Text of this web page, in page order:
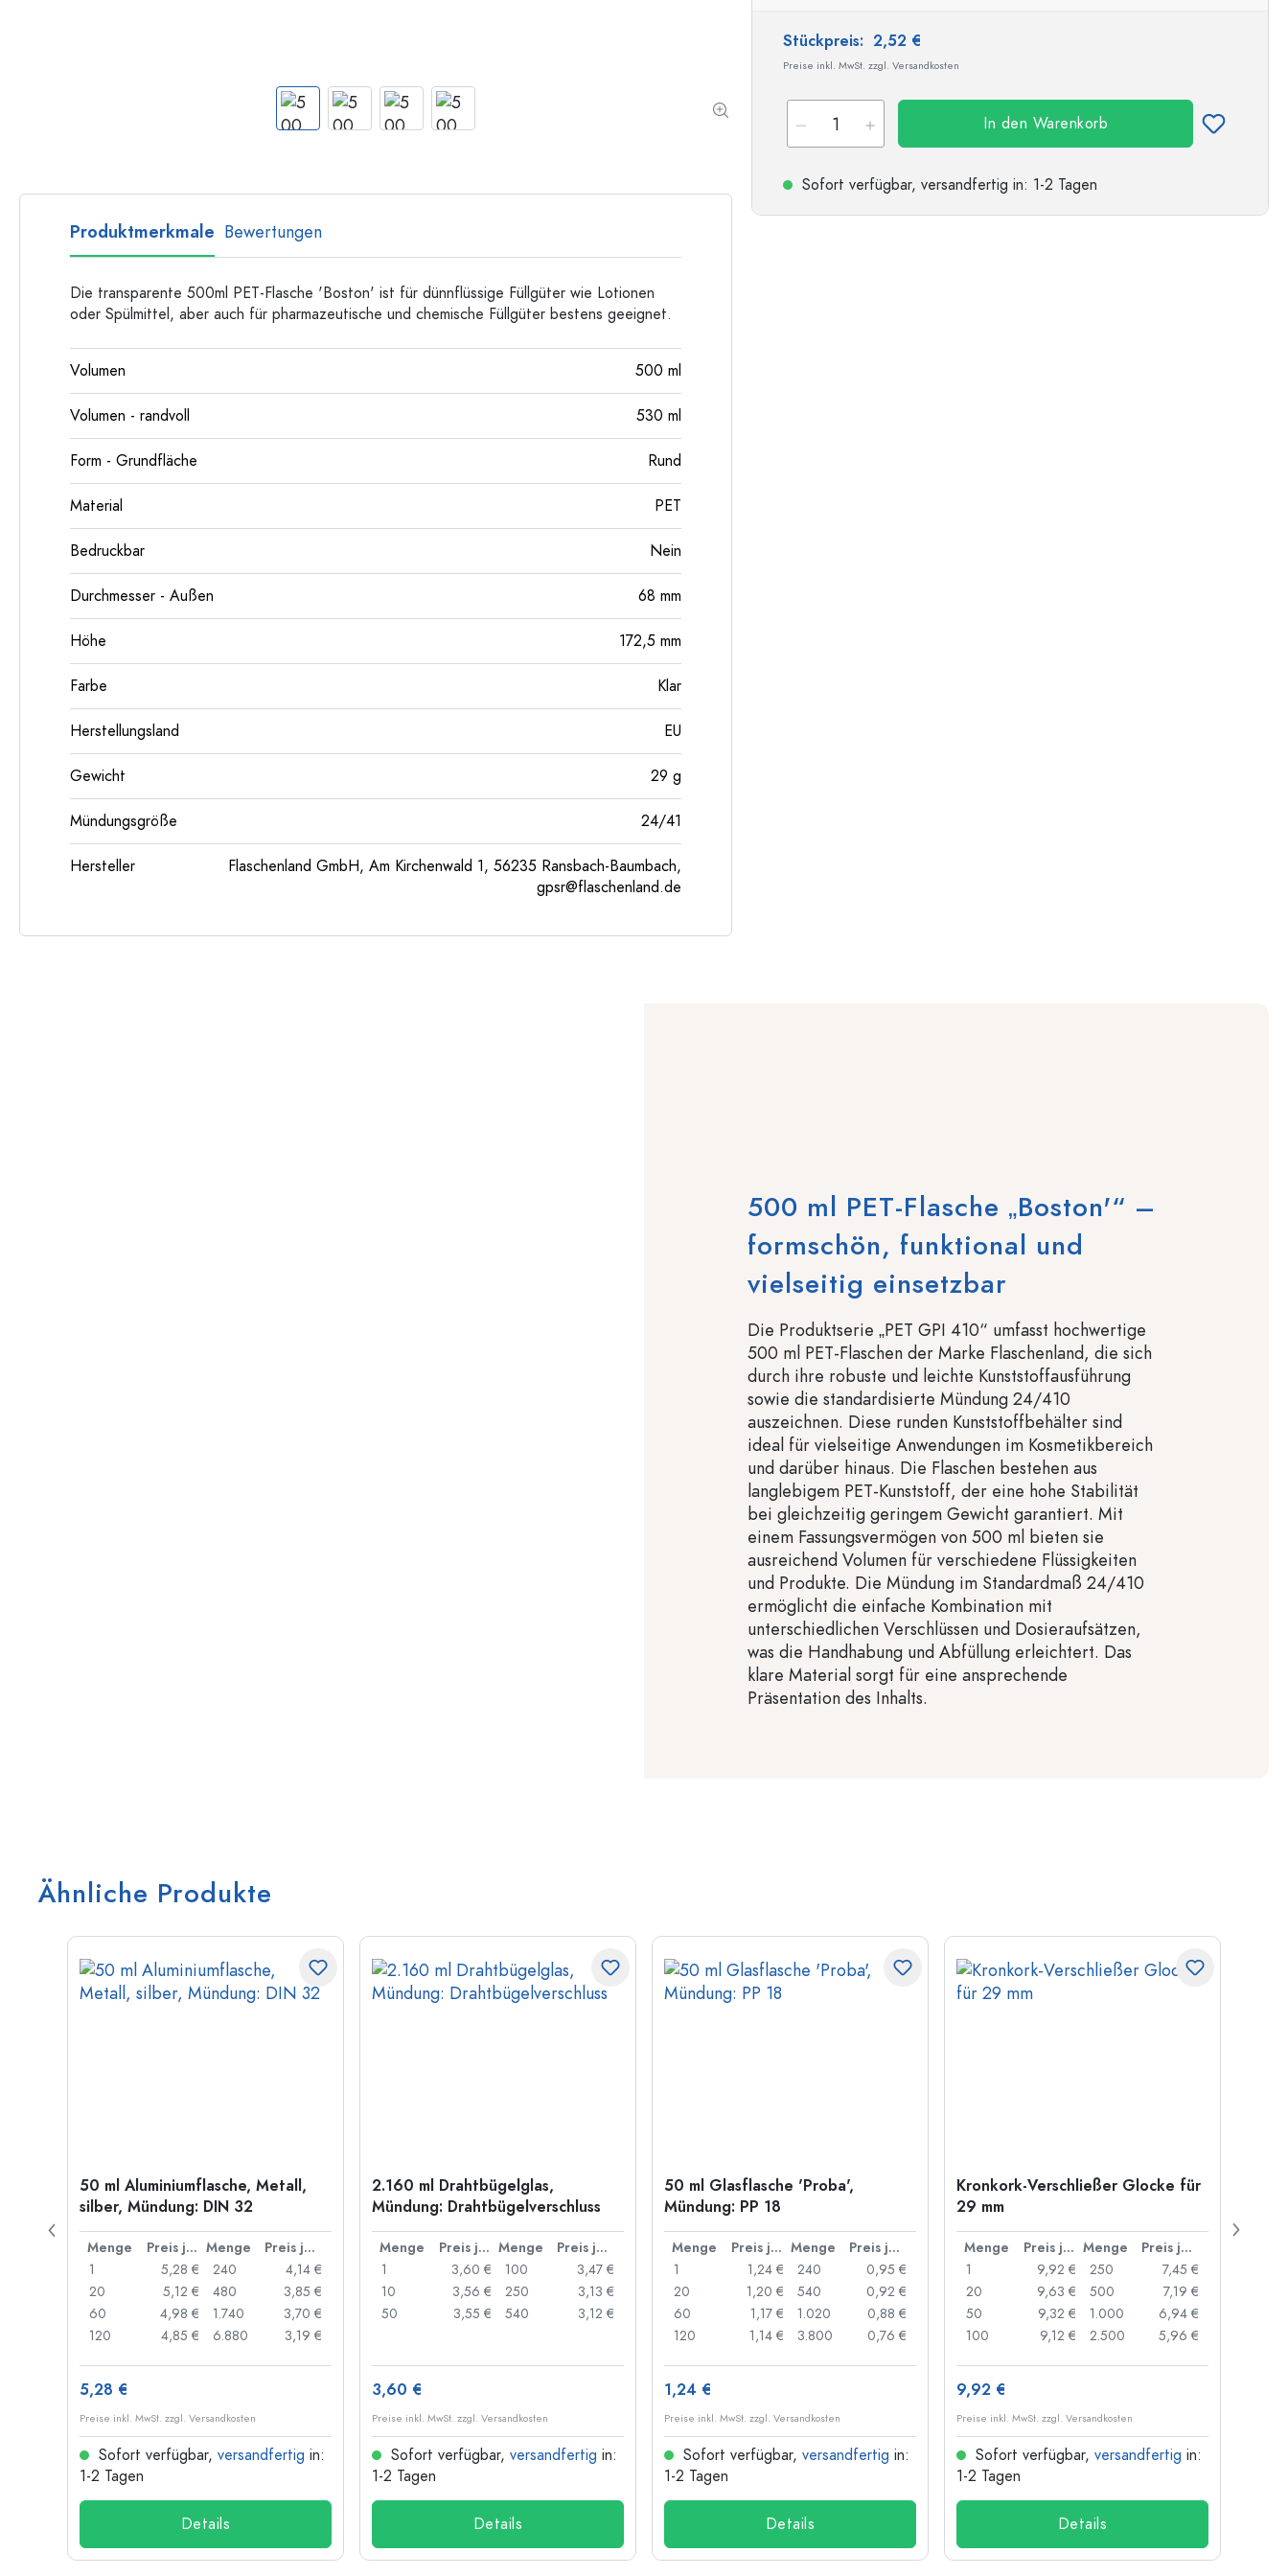
Langhalsflaschen
Mehrkantflaschen
Zylinderflaschen
Glas- & Weinballons
Stückpreis: 2,52 €
Preise inkl. MwSt. zzgl. Versandkosten
In den Warenkorb
Sofort verfügbar, versandfertig in: 1-2 Tagen
Produktmerkmale Bewertungen
Die transparente 500ml PET-Flasche 'Boston' ist für dünnflüssige Füllgüter wie Lotionen
oder Spülmittel, aber auch für pharmazeutische und chemische Füllgüter bestens geeignet.
Volumen 500 ml
Volumen - randvoll 530 ml
Form - Grundfläche Rund
Material PET
Bedruckbar Nein
Durchmesser - Außen 68 mm
Höhe 172,5 mm
Farbe Klar
Herstellungsland EU
Gewicht 29 g
Mündungsgröße 24/41
Hersteller
Flaschenland GmbH, Am Kirchenwald 1, 56235 Ransbach-Baumbach,
gpsr@flaschenland.de
500 ml PET-Flasche „Boston'“ –
formschön, funktional und
vielseitig einsetzbar
Die Produktserie „PET GPI 410“ umfasst hochwertige
500 ml PET-Flaschen der Marke Flaschenland, die sich
durch ihre robuste und leichte Kunststoffausführung
sowie die standardisierte Mündung 24/410
auszeichnen. Diese runden Kunststoffbehälter sind
ideal für vielseitige Anwendungen im Kosmetikbereich
und darüber hinaus. Die Flaschen bestehen aus
langlebigem PET-Kunststoff, der eine hohe Stabilität
bei gleichzeitig geringem Gewicht garantiert. Mit
einem Fassungsvermögen von 500 ml bieten sie
ausreichend Volumen für verschiedene Flüssigkeiten
und Produkte. Die Mündung im Standardmaß 24/410
ermöglicht die einfache Kombination mit
unterschiedlichen Verschlüssen und Dosieraufsätzen,
was die Handhabung und Abfüllung erleichtert. Das
klare Material sorgt für eine ansprechende
Präsentation des Inhalts.
Ähnliche Produkte
50 ml Aluminiumflasche, Metall,
silber, Mündung: DIN 32
Menge Preis je Stück Menge
Preis je Stück
1
5,28 €
20
5,12 €
60
4,98 €
120
4,85 €
240
4,14 €
480
3,85 €
1.740
3,70 €
6.880
3,19 €
5,28 €
Preise inkl. MwSt. zzgl. Versandkosten
Sofort verfügbar, versandfertig in:
1-2 Tagen
Details
2.160 ml Drahtbügelglas,
Mündung: Drahtbügelverschluss
Menge Preis je Stück Menge
Preis je Stück
1
3,60 €
10
3,56 €
50
3,55 €
100
3,47 €
250
3,13 €
540
3,12 €
3,60 €
Preise inkl. MwSt. zzgl. Versandkosten
Sofort verfügbar, versandfertig in:
1-2 Tagen
Details
50 ml Glasflasche 'Proba',
Mündung: PP 18
Menge Preis je Stück Menge
Preis je Stück
1
1,24 €
20
1,20 €
60
1,17 €
120
1,14 €
240
0,95 €
540
0,92 €
1.020
0,88 €
3.800
0,76 €
1,24 €
Preise inkl. MwSt. zzgl. Versandkosten
Sofort verfügbar, versandfertig in:
1-2 Tagen
Details
Kronkork-Verschließer Glocke für
29 mm
Menge Preis je Stück Menge
Preis je Stück
1
9,92 €
20
9,63 €
50
9,32 €
100
9,12 €
250
7,45 €
500
7,19 €
1.000
6,94 €
2.500
5,96 €
9,92 €
Preise inkl. MwSt. zzgl. Versandkosten
Sofort verfügbar, versandfertig in:
1-2 Tagen
Details